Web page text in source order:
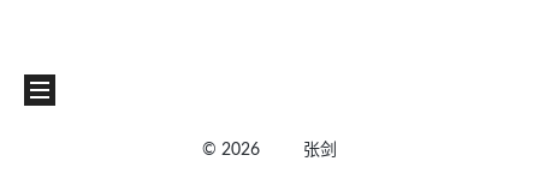
©2026 张剑